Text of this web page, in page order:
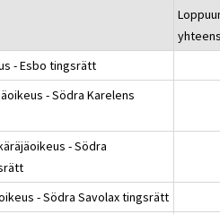
- Esbo tingsrätt
- Södra Karelens
- Södra
- Södra Savolax tingsrätt